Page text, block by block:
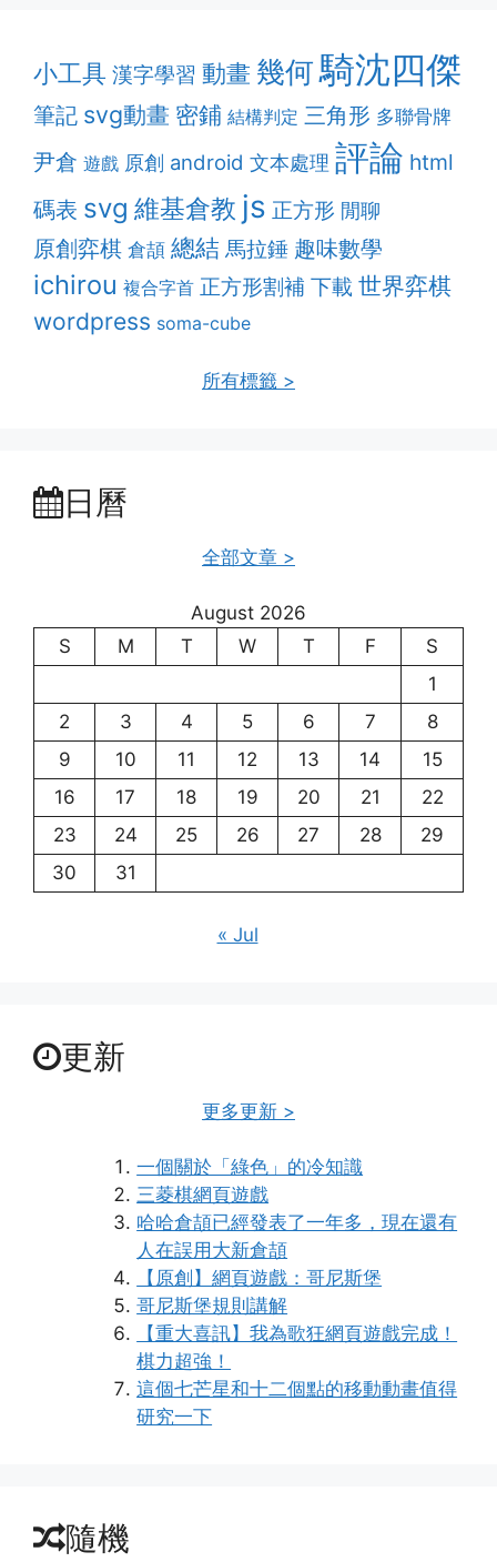
小工具 漢字學習 動畫 幾何騎沈四傑
筆記 svg動畫 密鋪 結構判定 三角形 多聯骨牌
尹倉 遊戲 原創 android 文本處理 評論 html
碼表 svg 維基倉教 js 正方形 閒聊
原創弈棋 倉頡 總結 馬拉錘 趣味數學
ichirou 複合字首 正方形割補 下載 世界弈棋
wordpress soma-cube
所有標籤 >
日曆
全部文章 >
August 2026
S
M T W T F
S
1
2
3 4 5 6 7
8
9
10 11 12 13 14
15
16
17 18 19 20 21
22
23
24 25 26 27 28
29
30
31
« Jul
更新
更多更新 >
一個關於「綠色」的冷知識
三菱棋網頁遊戲
哈哈倉頡已經發表了一年多，現在還有
人在誤用大新倉頡
【原創】網頁遊戲：哥尼斯堡
哥尼斯堡規則講解
【重大喜訊】我為歌狂網頁遊戲完成！
棋力超強！
這個七芒星和十二個點的移動動畫值得
研究一下
隨機